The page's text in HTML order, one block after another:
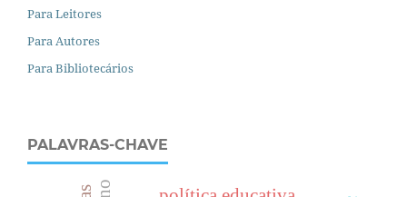
Para Leitores
Para Autores
Para Bibliotecários
PALAVRAS-CHAVE